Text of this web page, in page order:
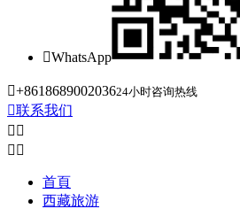
WhatsApp
+861868900203624小时咨询热线
联系我们
 
 
首頁
西藏旅游